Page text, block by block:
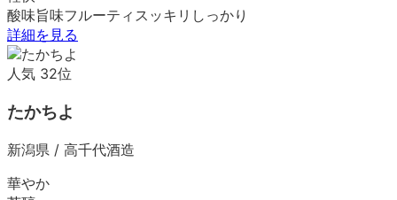
酸味旨味フルーティ スッキリ しっかり
詳細を見る
人気 32位
たかちよ
新潟県 / 高千代酒造
華やか